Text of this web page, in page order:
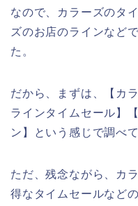
なので、カラーズのタ
ズのお店のラインなど
た。
だから、まずは、【カ
ラインタイムセール】
ン】という感じで調べ
ただ、残念ながら、カ
得なタイムセールなど